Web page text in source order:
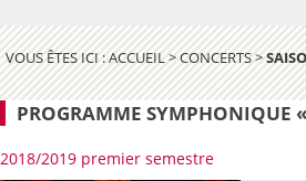
VOUS ÊTES ICI :ACCUEIL>CONCERTS>
PROGRAMME SYMPHONIQUE
2018/2019 premier semestre